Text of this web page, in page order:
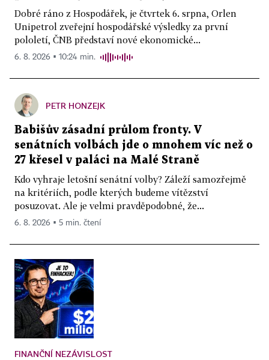
Dobré ráno z Hospodářek, je čtvrtek 6. srpna, Orlen
Unipetrol zveřejní hospodářské výsledky za první
pololetí, ČNB představí nové ekonomické...
6. 8. 2026 ▪ 10:24 min.
PETR HONZEJK
Babišův zásadní průlom fronty. V
senátních volbách jde o mnohem víc než o
27 křesel v paláci na Malé Straně
Kdo vyhraje letošní senátní volby? Záleží samozřejmě
na kritériích, podle kterých budeme vítězství
posuzovat. Ale je velmi pravděpodobné, že...
6. 8. 2026 ▪ 5 min. čtení
FINANČNÍ NEZÁVISLOST